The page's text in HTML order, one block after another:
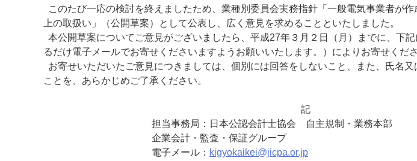
このたび一応の検討を終えましたため、業種別委員会実務指針「一般電気事業者が
上の取扱い」（公開草案）として公表し、広く意見を求めることといたしました。
本公開草案についてご意見がございましたら、平成27年３月２日（月）までに、下
るだけ電子メールでお寄せくださいますようお願いいたします。）によりお寄せくださ
お寄せいただいたご意見につきましては、個別には回答をしないこと、また、氏名
ことを、あらかじめご了承ください。
記
担当事務局：日本公認会計士協会 自主規制・業務本部
企業会計・監査・保証グループ
電子メール： kigyokaikei@jicpa.or.jp